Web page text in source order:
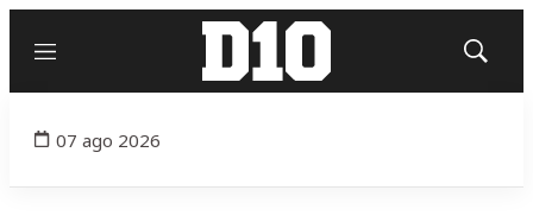
Menú
Mostrar
07 ago 2026